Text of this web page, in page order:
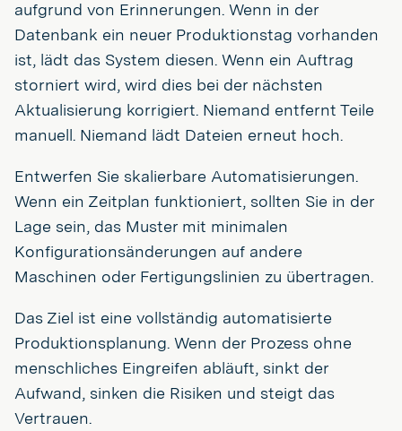
aufgrund von Erinnerungen. Wenn in der
Datenbank ein neuer Produktionstag vorhanden
ist, lädt das System diesen. Wenn ein Auftrag
storniert wird, wird dies bei der nächsten
Aktualisierung korrigiert. Niemand entfernt Teile
manuell. Niemand lädt Dateien erneut hoch.
Entwerfen Sie skalierbare Automatisierungen.
Wenn ein Zeitplan funktioniert, sollten Sie in der
Lage sein, das Muster mit minimalen
Konfigurationsänderungen auf andere
Maschinen oder Fertigungslinien zu übertragen.
Das Ziel ist eine vollständig automatisierte
Produktionsplanung. Wenn der Prozess ohne
menschliches Eingreifen abläuft, sinkt der
Aufwand, sinken die Risiken und steigt das
Vertrauen.